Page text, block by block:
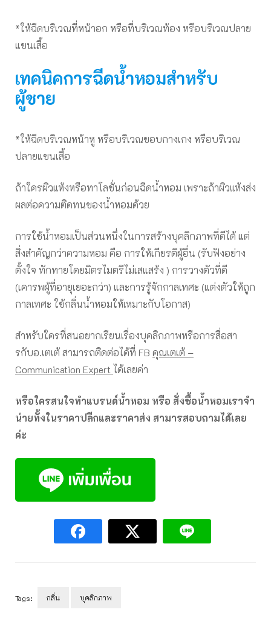
*ให้ฉีดบริเวณที่หน้าอก หรือที่บริเวณท้อง หรือบริเวณปลาย
แขนเสื้อ
เทคนิคการฉีดน้ำหอมสำหรับ
ผู้ชาย
*ให้ฉีดบริเวณหน้าหู หรือบริเวณขอบกางเกง หรือบริเวณ
ปลายแขนเสื้อ
ถ้าใครผิวแห้งหรือทาโลชั่นก่อนฉีดน้ำหอม เพราะถ้าผิวแห้งส่ง
ผลต่อความติดทนของน้ำหอมด้วย
การใช้น้ำหอมเป็นส่วนหนึ่งในการสร้างบุคลิกภาพที่ดีได้ แต่
สิ่งสำคัญกว่าความหอม คือ การให้เกียรติผู้อื่น (รับฟังอย่าง
ตั้งใจ ทักทายโดยมิตรไมตรีไม่เสแสร้ง ) การวางตัวที่ดี
(เคารพผู้ที่อายุเยอะกว่า) และการรู้จักกาลเทศะ (แต่งตัวให้ถูก
กาลเทศะ ใช้กลิ่นน้ำหอมให้เหมาะกับโอกาส)
สำหรับใครที่สนอยากเรียนเรื่องบุคลิกภาพหรือการสื่อสา
รกับอ.เตเต้ สามารถติดต่อได้ที่ FB คุณเตเต้ –
Communication Expert ได้เลยค่า
หรือใครสนใจทำแบรนด์น้ำหอม หรือ สั่งซื้อน้ำหอมเราจำ
น่ายทั้งในราคาปลีกและราคาส่ง สามารสอบถามได้เลย
ค่ะ
Tags: กลิ่น บุคลิกภาพ